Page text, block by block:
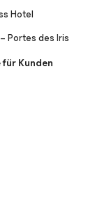
Hotel
Portes des Iris
Kunden